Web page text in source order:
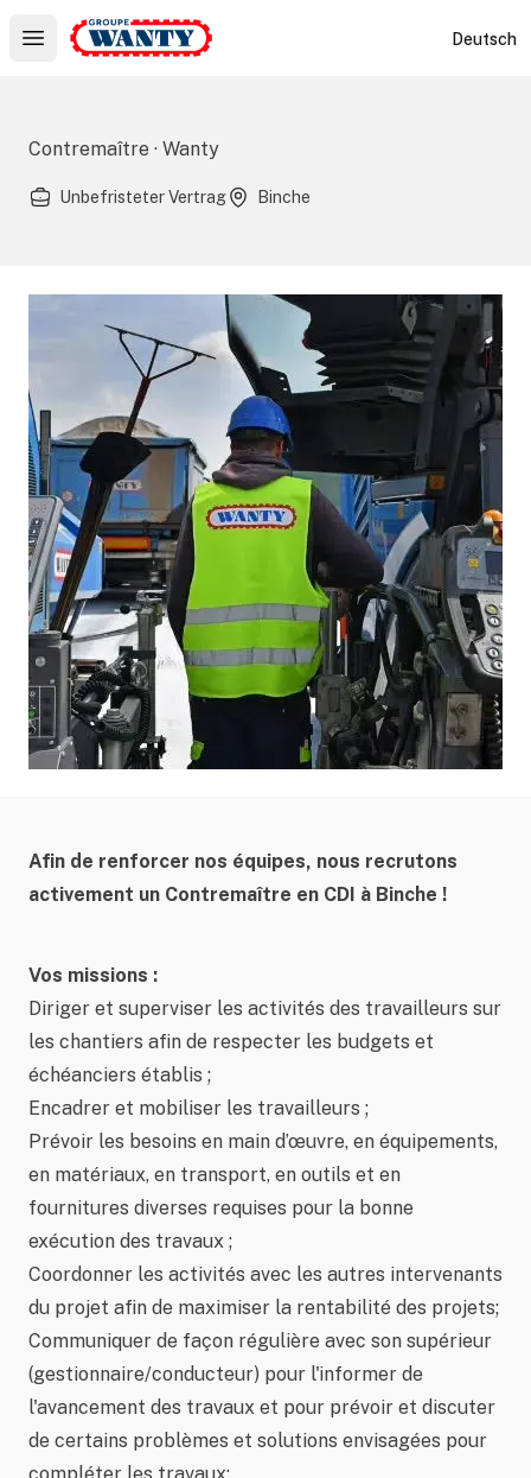
Open main menu
Le Groupe Wanty Deutsch
Contremaître · Wanty
Unbefristeter Vertrag Binche
Afin de renforcer nos équipes, nous recrutons
activement un Contremaître en CDI à Binche !
Vos missions :
Diriger et superviser les activités des travailleurs sur
les chantiers afin de respecter les budgets et
échéanciers établis ;
Encadrer et mobiliser les travailleurs ;
Prévoir les besoins en main d’œuvre, en équipements,
en matériaux, en transport, en outils et en
fournitures diverses requises pour la bonne
exécution des travaux ;
Coordonner les activités avec les autres intervenants
du projet afin de maximiser la rentabilité des projets;
Communiquer de façon régulière avec son supérieur
(gestionnaire/conducteur) pour l'informer de
l'avancement des travaux et pour prévoir et discuter
de certains problèmes et solutions envisagées pour